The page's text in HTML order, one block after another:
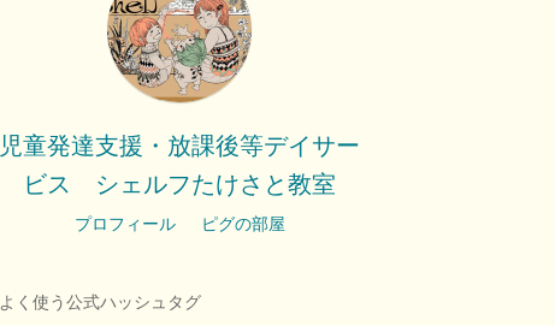
児童発達支援・放課後等デイサー
ビス シェルフたけさと教室
プロフィール ピグの部屋
よく使う公式ハッシュタグ